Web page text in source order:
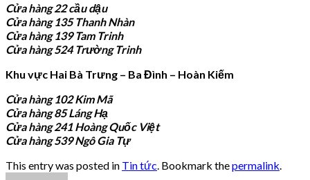
Cửa hàng 22 cầu dậu
Cửa hàng 135 Thanh Nhàn
Cửa hàng 139 Tam Trinh
Cửa hàng 524 Trường Trinh
Khu vực Hai Bà Trưng – Ba Đình – Hoàn Kiếm
Cửa hàng 102 Kim Mã
Cửa hàng 85 Láng Hạ
Cửa hàng 241 Hoàng Quốc Việt
Cửa hàng 539 Ngô Gia Tự
This entry was posted in Tin tức . Bookmark thepermalink